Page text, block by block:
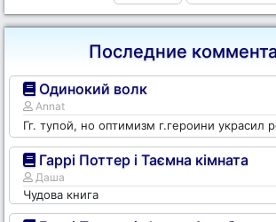
Последние
Одинокий волк
Annat
Гг. тупой, но оптимизм г.героини украсил
Гаррі Поттер і Таємна кімната
Даша
Чудова книга